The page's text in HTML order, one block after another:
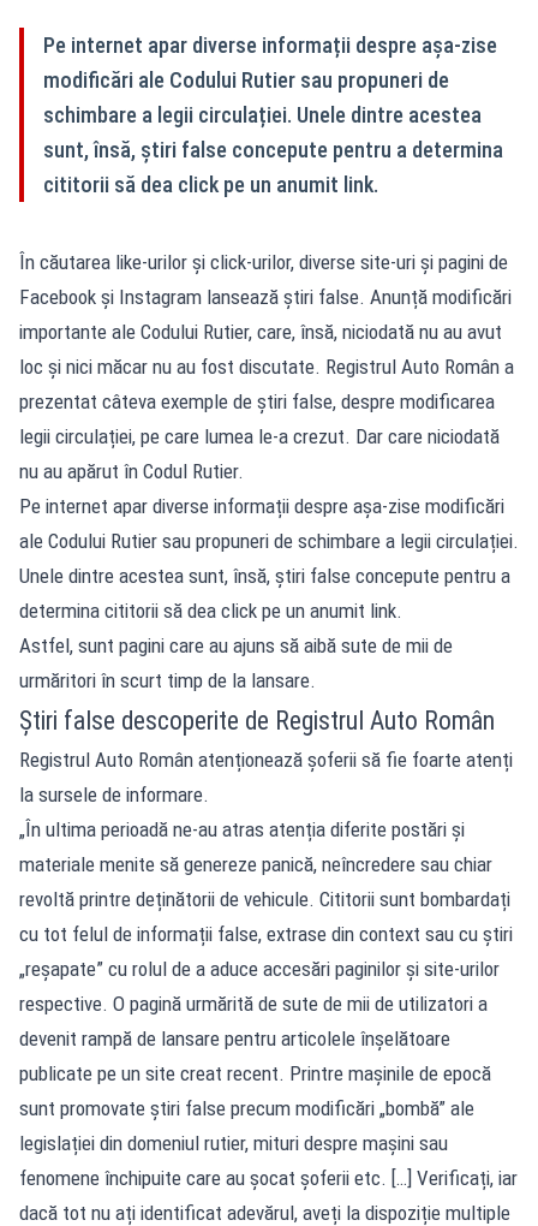
Pe internet apar diverse informații despre așa-zise
modificări ale Codului Rutier sau propuneri de
schimbare a legii circulației. Unele dintre acestea
sunt, însă, știri false concepute pentru a determina
cititorii să dea click pe un anumit link.
În căutarea like-urilor și click-urilor, diverse site-uri și pagini de
Facebook și Instagram lansează știri false. Anunță modificări
importante ale Codului Rutier, care, însă, niciodată nu au avut
loc și nici măcar nu au fost discutate. Registrul Auto Român a
prezentat câteva exemple de știri false, despre modificarea
legii circulației, pe care lumea le-a crezut. Dar care niciodată
nu au apărut în Codul Rutier.
Pe internet apar diverse informații despre așa-zise modificări
ale Codului Rutier sau propuneri de schimbare a legii circulației.
Unele dintre acestea sunt, însă, știri false concepute pentru a
determina cititorii să dea click pe un anumit link.
Astfel, sunt pagini care au ajuns să aibă sute de mii de
urmăritori în scurt timp de la lansare.
Știri false descoperite de Registrul Auto Român
Registrul Auto Român atenționează șoferii să fie foarte atenți
la sursele de informare.
„În ultima perioadă ne-au atras atenția diferite postări și
materiale menite să genereze panică, neîncredere sau chiar
revoltă printre deținătorii de vehicule. Cititorii sunt bombardați
cu tot felul de informații false, extrase din context sau cu știri
„reșapate” cu rolul de a aduce accesări paginilor și site-urilor
respective. O pagină urmărită de sute de mii de utilizatori a
devenit rampă de lansare pentru articolele înșelătoare
publicate pe un site creat recent. Printre mașinile de epocă
sunt promovate știri false precum modificări „bombă” ale
legislației din domeniul rutier, mituri despre mașini sau
fenomene închipuite care au șocat șoferii etc. […] Verificați, iar
dacă tot nu ați identificat adevărul, aveți la dispoziție multiple